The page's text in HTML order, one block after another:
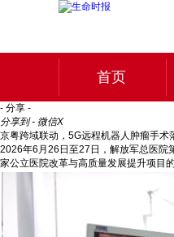
首页
- 分享 -
分享到 - 微信X
京粤跨域联动，5G远程机器人肿瘤手术
2026年6月26日至27日，解放军总医院
家公立医院改革与高质量发展提升项目